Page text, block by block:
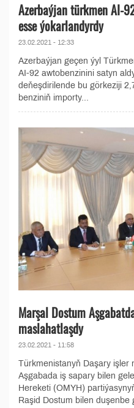
Azerbaýjan türkmen AI-
esse ýokarlandyrdy
23.02.2021 - 12:33
Azerbaýjan geçen ýyl
AI-92 awtobenzinini satyn
deňeşdirilende bu görkeziji
benziniň importy...
Marşal Dostum
maslahatlaşdy
23.02.2021 - 11:58
Türkmenistanyň Daşary işler
Aşgabada iş sapary bilen
Hereketi (OMYH)
Raşid Dostum bilen duşenbe